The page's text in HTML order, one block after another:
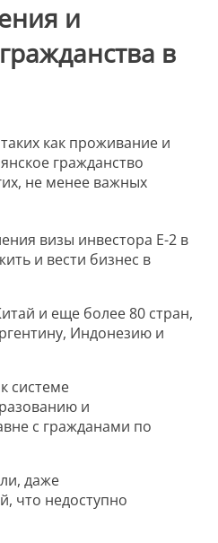
и
в
как проживание и
гражданство
не менее важных
визы инвестора E-2 в
и вести бизнес в
и еще более 80 стран,
Индонезию и
системе
и
с гражданами по
даже
что недоступно